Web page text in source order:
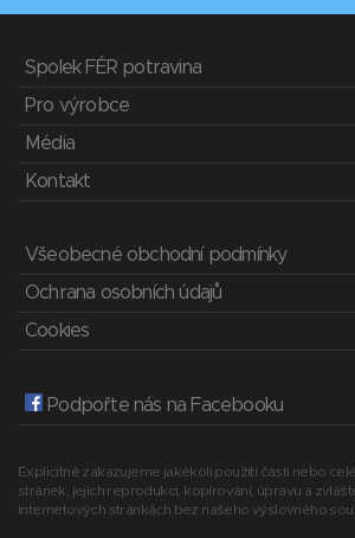
Spolek FÉR potravina
Pro výrobce
Média
Kontakt
Všeobecné obchodní podmínky
Ochrana osobních údajů
Cookies
Podpořte nás na Facebooku
Explicitně zakazujeme jakékoli použití části nebo
stránek, jejich reprodukci, kopírování, úpravu a
internetových stránkách bez našeho výslovného